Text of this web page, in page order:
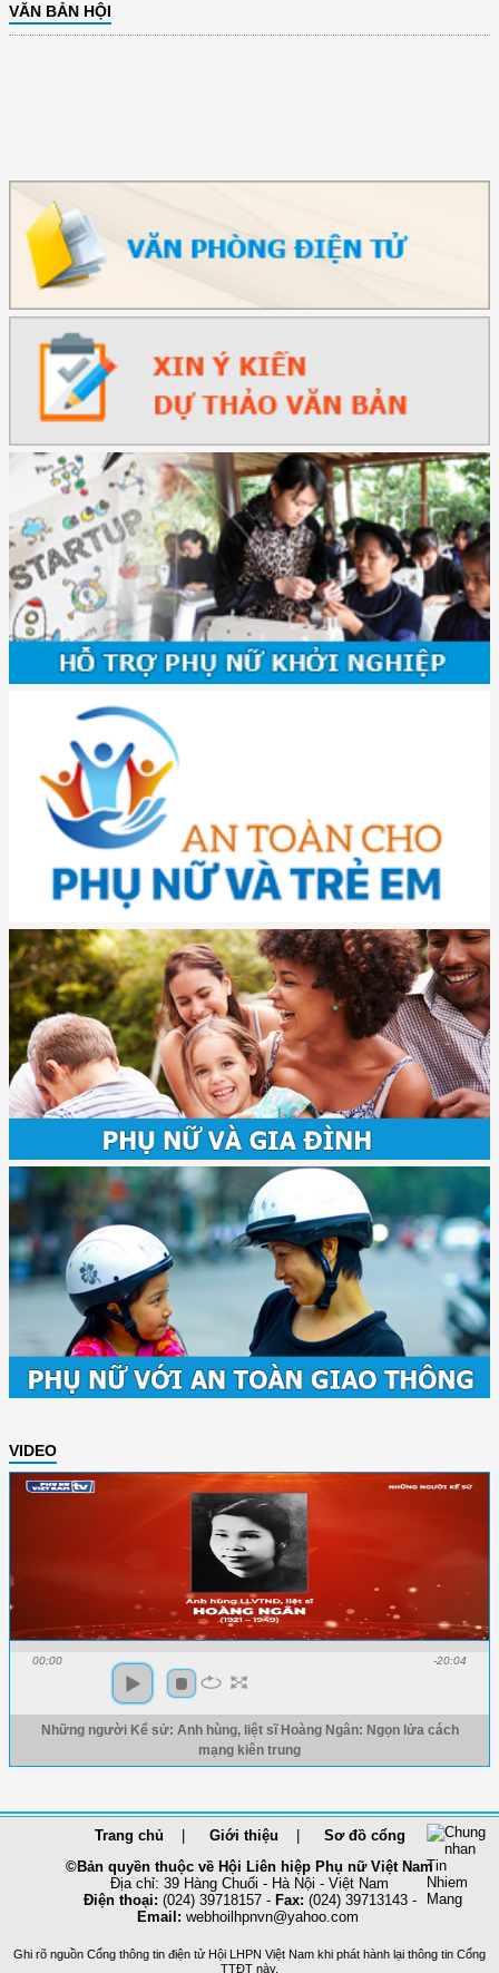
VĂN BẢN HỘI
(898/KH/ĐCT) Kế hoạch thực hiện Quyết định số 2415/QĐ-TTg ngày
31/10/2025 ...
(417/QĐ-BNNMT) Quyết định phê duyệt Chương trình mục tiêu quốc gia
(891/KH-ĐCT) Kế hoạch thực hiện Nghị quyết số 72-NQ/TW ngày
9/9/2025 của Bộ ...
(2415/QĐ-TTg) Quyết định về việc phê duyệt Đề án Hỗ trợ Phụ nữ khởi
nghiệp ...
VIDEO
00:00 -20:04
Những người Kể sử: Anh hùng, liệt sĩ Hoàng Ngân: Ngọn lửa cách
mạng kiên trung
Trang chủ Giới thiệu
Sơ đồ cổng
©Bản quyền thuộc về Hội Liên hiệp Phụ nữ Việt Nam
Địa chỉ: 39 Hàng Chuối - Hà Nội - Việt Nam
Điện thoại: (024) 39718157 - Fax: (024) 39713143 -
Email: webhoilhpnvn@yahoo.com
Ghi rõ nguồn Cổng thông tin điện tử Hội LHPN Việt Nam khi phát hành lại thông tin Cổng
TTĐT này.